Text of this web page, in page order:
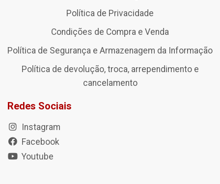
Política de Privacidade
Condições de Compra e Venda
Política de Segurança e Armazenagem da Informação
Política de devolução, troca, arrependimento e
cancelamento
Redes Sociais
Instagram
Facebook
Youtube